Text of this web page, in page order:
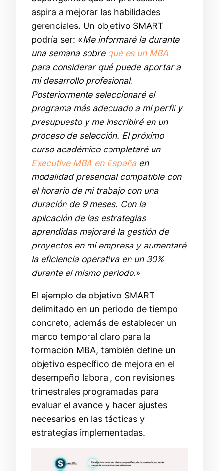
aspira a mejorar las habilidades
gerenciales. Un objetivo SMART
podría ser: «Me informaré la durante
una semana sobre qué es un MBA
para considerar qué puede aportar a
mi desarrollo profesional.
Posteriormente seleccionaré el
programa más adecuado a mi perfil y
presupuesto y me inscribiré en un
proceso de selección. El próximo
curso académico completaré un
Executive MBA en Españaen
modalidad presencial compatible con
el horario de mi trabajo con una
duración de 9 meses. Con la
aplicación de las estrategias
aprendidas mejoraré la gestión de
proyectos en mi empresa y aumentaré
la eficiencia operativa en un 30%
durante el mismo periodo.»
El ejemplo de objetivo SMART
delimitado en un periodo de tiempo
concreto, además de establecer un
marco temporal claro para la
formación MBA, también define un
objetivo específico de mejora en el
desempeño laboral, con revisiones
trimestrales programadas para
evaluar el avance y hacer ajustes
necesarios en las tácticas y
estrategias implementadas.